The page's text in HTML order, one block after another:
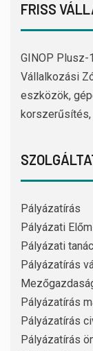
FRISS
GINOP Plusz-
Vállalkozási
eszközök,
Pályázatírás
Pályázati
Pályázati
Pályázatírás
Pályázatírás
Pályázatírás
Pályázatírás